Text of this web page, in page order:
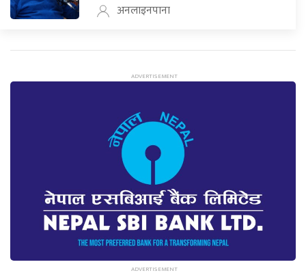
अनलाइनपाना